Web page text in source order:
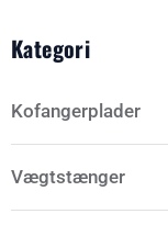
Kategori
Kofangerplader
Vægtstænger